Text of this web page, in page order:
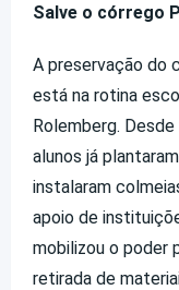
Salve o córrego
A preservação do
está na rotina
Rolemberg.
alunos já
instalaram
apoio de
mobilizou o poder
retirada de